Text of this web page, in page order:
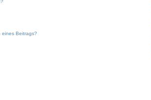
eines Beitrags?